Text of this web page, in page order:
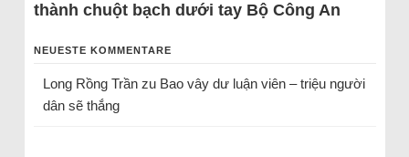
thành chuột bạch dưới tay Bộ Công An
NEUESTE KOMMENTARE
Long Rồng Trầnzu Bao vây dư luận viên – triệu người
dân sẽ thắng